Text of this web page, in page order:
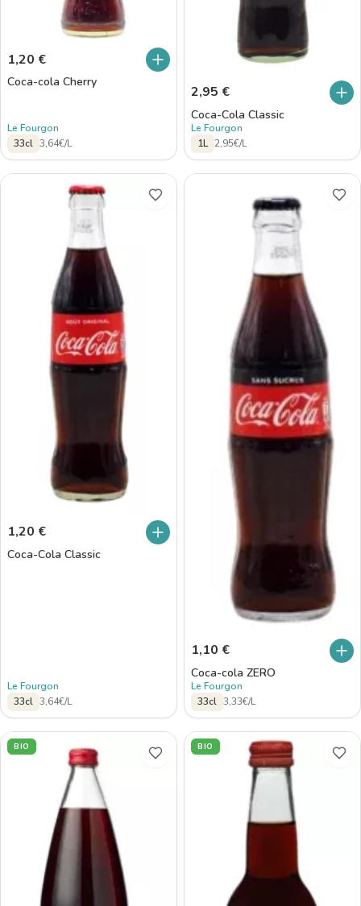
1,20 €
Coca-cola Cherry
Le Fourgon
33cl 3,64€/L
2,95 €
Coca-Cola Classic
Le Fourgon
1L 2,95€/L
1,20 €
Coca-Cola Classic
Le Fourgon
33cl 3,64€/L
1,10 €
Coca-cola ZERO
Le Fourgon
33cl 3,33€/L
BIO BIO